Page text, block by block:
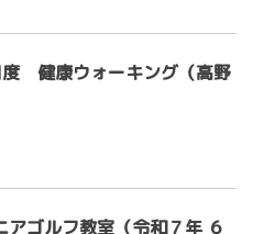
健康ウォーキング（高野
アゴルフ教室（令和７年 ６